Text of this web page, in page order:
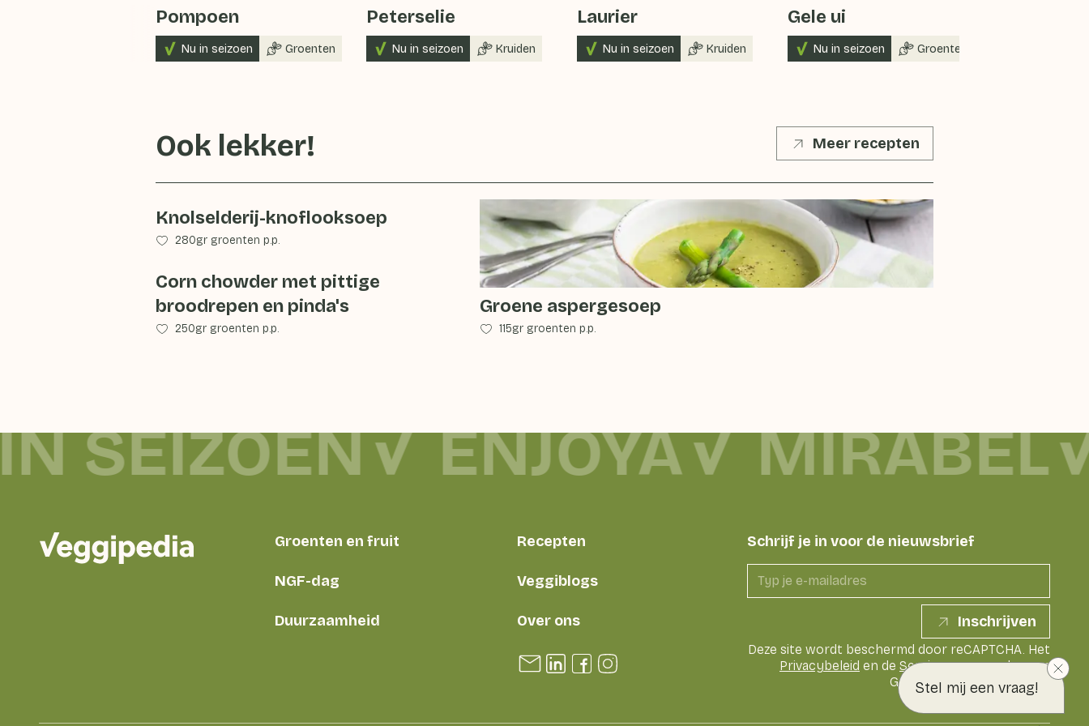
Stel mij een vraag!
Pompoen
Nu in seizoen Groenten
Peterselie
Nu in seizoen Kruiden
Laurier
Nu in seizoen Kruiden
Gele ui
Nu in seizoen Groenten
Ook lekker! Meer recepten
Knolselderij-knoflooksoep
280gr groenten p.p.
Corn chowder met pittige
broodrepen en pinda's
250gr groenten p.p.
Groene aspergesoep
115gr groenten p.p.
SEIZOEN ENJOYA MIRABEL
Groenten en fruit Recepten
NGF-dag Veggiblogs
Duurzaamheid Over ons
Schrijf je in voor de nieuwsbrief
Inschrijven
Deze site wordt beschermd door reCAPTCHA. Het
Privacybeleid en de Servicevoorwaardenvan
Google zijn van toepassing